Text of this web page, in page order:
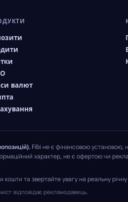
валют
Fibi не є фінансовою установою,
характер, не є офертою чи
та звертайте увагу на реальну
відповідає рекламодавець.